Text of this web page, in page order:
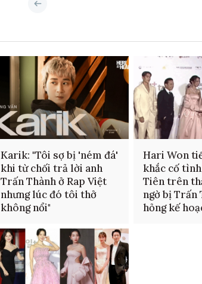
Karik: "Tôi sợ bị 'ném đá'
khi từ chối trả lời anh
Trấn Thành ở Rap Việt
nhưng lúc đó tôi thở
không nổi"
Hari Won
khắc cố
Tiên trên
ngờ bị Trấn
hỏng kế